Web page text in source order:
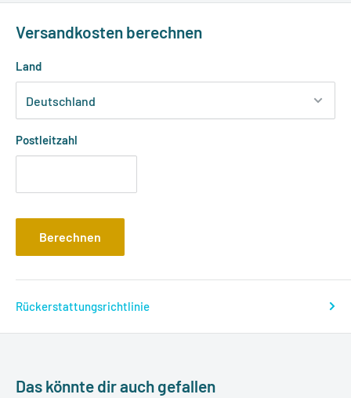
Versandkosten berechnen
Land
Postleitzahl
Berechnen
Rückerstattungsrichtlinie
Das könnte dir auch gefallen